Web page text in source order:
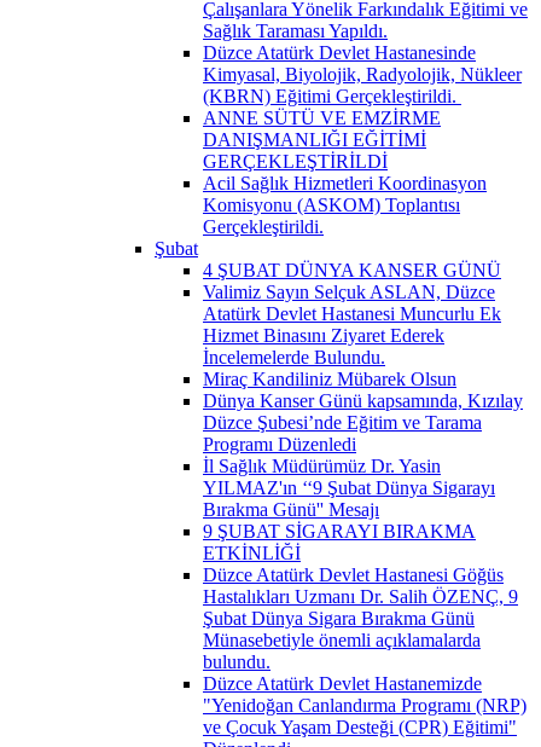
Çalışanlara Yönelik Farkındalık Eğitimi ve
Sağlık Taraması Yapıldı.
Düzce Atatürk Devlet Hastanesinde
Kimyasal, Biyolojik, Radyolojik, Nükleer
(KBRN) Eğitimi Gerçekleştirildi. ​
ANNE SÜTÜ VE EMZİRME
DANIŞMANLIĞI EĞİTİMİ
GERÇEKLEŞTİRİLDİ
Acil Sağlık Hizmetleri Koordinasyon
Komisyonu (ASKOM) Toplantısı
Gerçekleştirildi.
Şubat
4 ŞUBAT DÜNYA KANSER GÜNÜ
Valimiz Sayın Selçuk ASLAN, Düzce
Atatürk Devlet Hastanesi Muncurlu Ek
Hizmet Binasını Ziyaret Ederek
İncelemelerde Bulundu.
Miraç Kandiliniz Mübarek Olsun
Dünya Kanser Günü kapsamında, Kızılay
Düzce Şubesi’nde Eğitim ve Tarama
Programı Düzenledi
İl Sağlık Müdürümüz Dr. Yasin
YILMAZ'ın ‘‘9 Şubat Dünya Sigarayı
Bırakma Günü'' Mesajı
9 ŞUBAT SİGARAYI BIRAKMA
ETKİNLİĞİ
Düzce Atatürk Devlet Hastanesi Göğüs
Hastalıkları Uzmanı Dr. Salih ÖZENÇ, 9
Şubat Dünya Sigara Bırakma Günü
Münasebetiyle önemli açıklamalarda
bulundu.
Düzce Atatürk Devlet Hastanemizde
"Yenidoğan Canlandırma Programı (NRP)
ve Çocuk Yaşam Desteği (CPR) Eğitimi"